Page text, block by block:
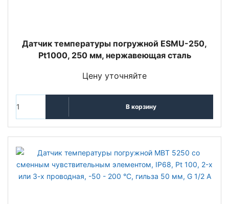
Датчик температуры погружной ESMU-250,
Pt1000, 250 мм, нержавеющая сталь
Цену уточняйте
В корзину